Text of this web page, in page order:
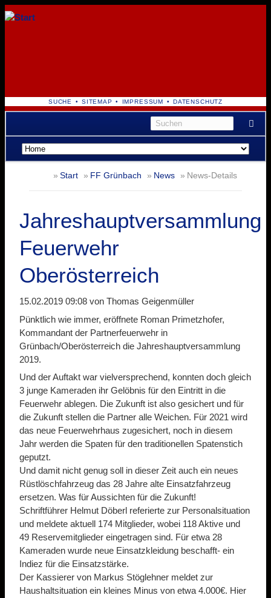
NAVIGATION
ÜBERSPRINGEN
SUCHE SITEMAP IMPRESSUM DATENSCHUTZ
Navigation
überspringen
Start FF Grünbach News News-Details
Jahreshauptversammlung
Feuerwehr
Oberösterreich
15.02.2019 09:08 von Thomas Geigenmüller
Pünktlich wie immer, eröffnete Roman Primetzhofer,
Kommandant der Partnerfeuerwehr in
Grünbach/Oberösterreich die Jahreshauptversammlung
2019.
Und der Auftakt war vielversprechend, konnten doch gleich
3 junge Kameraden ihr Gelöbnis für den Eintritt in die
Feuerwehr ablegen. Die Zukunft ist also gesichert und für
die Zukunft stellen die Partner alle Weichen. Für 2021 wird
das neue Feuerwehrhaus zugesichert, noch in diesem
Jahr werden die Spaten für den traditionellen Spatenstich
geputzt.
Und damit nicht genug soll in dieser Zeit auch ein neues
Rüstlöschfahrzeug das 28 Jahre alte Einsatzfahrzeug
ersetzen. Was für Aussichten für die Zukunft!
Schriftführer Helmut Döberl referierte zur Personalsituation
und meldete aktuell 174 Mitglieder, wobei 118 Aktive und
49 Reservemitglieder eingetragen sind. Für etwa 28
Kameraden wurde neue Einsatzkleidung beschafft- ein
Indiez für die Einsatzstärke.
Der Kassierer von Markus Stöglehner meldet zur
Haushaltsituation ein kleines Minus von etwa 4.000€. Hier